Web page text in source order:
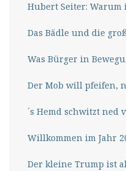
Hubert Seiter: Warum
Das Bädle und die
Was Bürger in
Der Mob will pfeifen,
´s Hemd schwitzt ned
Willkommen im Jahr
Der kleine Trump ist